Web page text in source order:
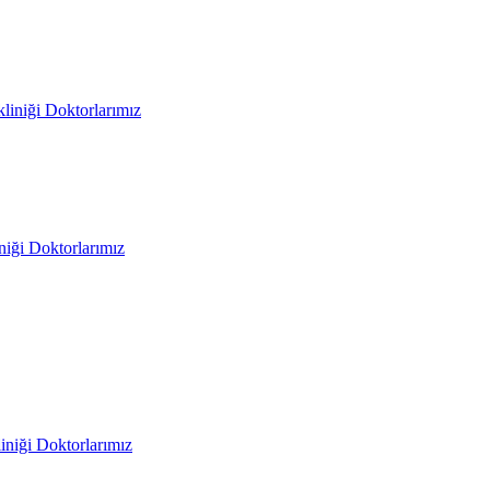
Doktorlarımız
Doktorlarımız
Doktorlarımız